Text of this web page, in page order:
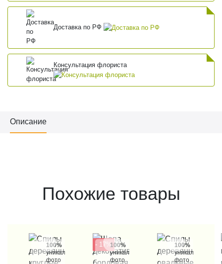
Доставка по РФ
Консультация флориста
Описание
Похожие товары
100%
уникальные
фото
- 17%100%
уникальные
фото
100%
уникальные
фото